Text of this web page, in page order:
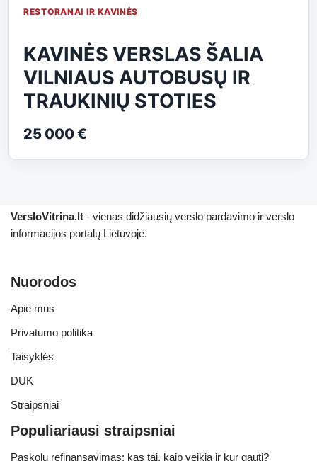
RESTORANAI IR KAVINĖS
KAVINĖS VERSLAS ŠALIA
VILNIAUS AUTOBUSŲ IR
TRAUKINIŲ STOTIES
25 000 €
VersloVitrina.lt - vienas didžiausių verslo pardavimo ir verslo
informacijos portalų Lietuvoje.
Nuorodos
Apie mus
Privatumo politika
Taisyklės
DUK
Straipsniai
Populiariausi straipsniai
Paskolų refinansavimas: kas tai, kaip veikia ir kur gauti?